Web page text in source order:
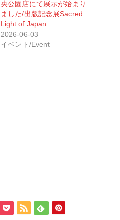
央公園店にて展示が始まり
ました/出版記念展Sacred
Light of Japan
2026-06-03
イベント/Event